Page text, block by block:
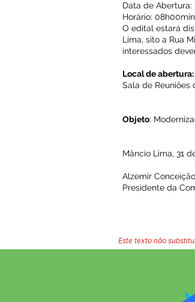
Data de Abertura:
Horário: 08h00min
O edital estará
Lima, sito a Rua
interessados
Local de abertura:
Sala de Reuniões
Objeto:
Mâncio Lima, 31
Alzemir
Presidente da
Este texto não